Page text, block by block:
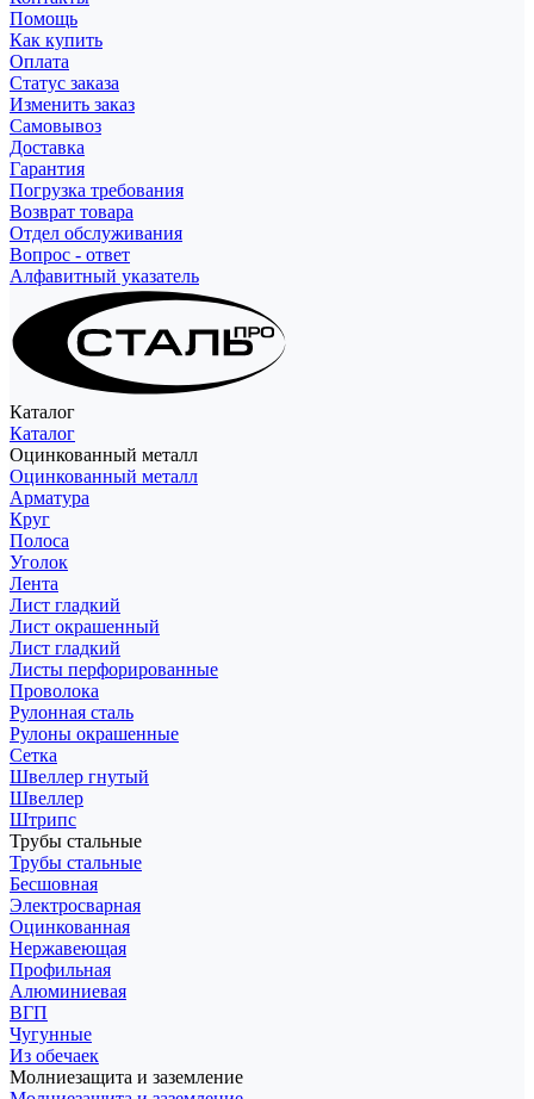
Помощь
Как купить
Оплата
Статус заказа
Изменить заказ
Самовывоз
Доставка
Гарантия
Погрузка требования
Возврат товара
Отдел обслуживания
Вопрос - ответ
Алфавитный указатель
Каталог
Каталог
Оцинкованный металл
Оцинкованный металл
Арматура
Круг
Полоса
Уголок
Лента
Лист гладкий
Лист окрашенный
Лист гладкий
Листы перфорированные
Проволока
Рулонная сталь
Рулоны окрашенные
Сетка
Швеллер гнутый
Швеллер
Штрипс
Трубы стальные
Трубы стальные
Бесшовная
Электросварная
Оцинкованная
Нержавеющая
Профильная
Алюминиевая
ВГП
Чугунные
Из обечаек
Молниезащита и заземление